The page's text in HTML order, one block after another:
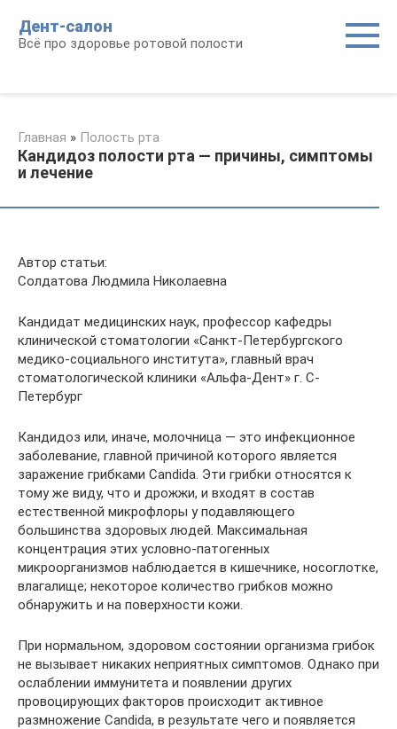
контенту
Дент-салон
Всё про здоровье ротовой полости
Главная » Полость рта
Кандидоз полости рта — причины, симптомы
и лечение
Автор статьи:
Солдатова Людмила Николаевна
Кандидат медицинских наук, профессор кафедры
клинической стоматологии «Санкт-Петербургского
медико-социального института», главный врач
стоматологической клиники «Альфа-Дент» г. С-
Петербург
Кандидоз или, иначе, молочница — это инфекционное
заболевание, главной причиной которого является
заражение грибками Candida. Эти грибки относятся к
тому же виду, что и дрожжи, и входят в состав
естественной микрофлоры у подавляющего
большинства здоровых людей. Максимальная
концентрация этих условно-патогенных
микроорганизмов наблюдается в кишечнике, носоглотке,
влагалище; некоторое количество грибков можно
обнаружить и на поверхности кожи.
При нормальном, здоровом состоянии организма грибок
не вызывает никаких неприятных симптомов. Однако при
ослаблении иммунитета и появлении других
провоцирующих факторов происходит активное
размножение Candida, в результате чего и появляется